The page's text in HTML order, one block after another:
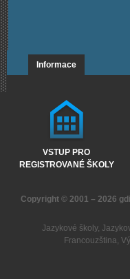
Informace
VSTUP PRO
REGISTROVANÉ ŠKOLY
Copyright © 2001 – 2026
Jazykové školy,
Francouzština,